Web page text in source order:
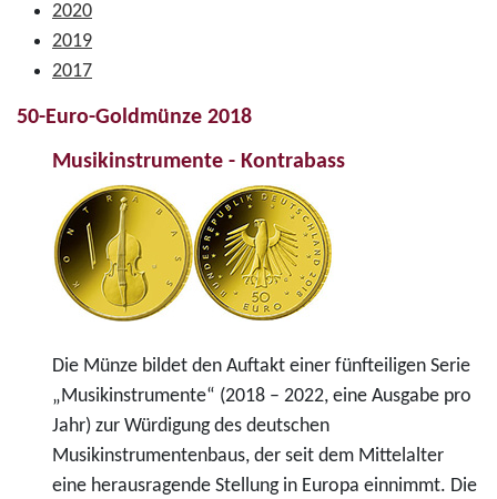
2020
2019
2017
50-Euro-Goldmünze 2018
Musikinstrumente - Kontrabass
Die Münze bildet den Auftakt einer fünfteiligen Serie
„Musikinstrumente“ (2018 – 2022, eine Ausgabe pro
Jahr) zur Würdigung des deutschen
Musikinstrumentenbaus, der seit dem Mittelalter
eine herausragende Stellung in Europa einnimmt. Die